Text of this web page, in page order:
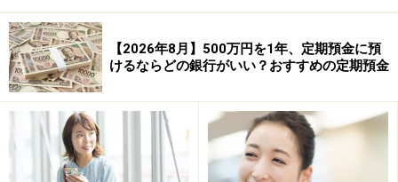
③大和ネクスト銀行
商品名：円定期預金
金利：1.20％
預入期間：1年
【2026年8月】500万円を1年、定期預金に預
けるならどの銀行がいい？おすすめの定期預金